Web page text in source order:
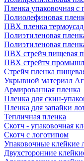
Пленка упаковочная с
Полиолефиновая
ПВХ пленка
Полиэтиленовая
Полиэтиленовая
ПВХ стрейч пищевая
ПВХ стрейтч
Стрейч пленка
Укрывной материал
Армированная пленка
Пленка для скин-
Пленка для запайки
Тепличная пленка
Скотч - упаковочная
Скотч с логотипом
Упаковочные клейкие
Двухсторонние